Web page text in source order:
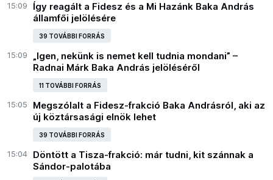
15:09
Így reagált a Fidesz és a Mi Hazánk Baka András
államfői jelölésére
39 TOVÁBBI FORRÁS
15:09
„Igen, nekünk is nemet kell tudnia mondani” –
Radnai Márk Baka András jelöléséről
11 TOVÁBBI FORRÁS
15:05
Megszólalt a Fidesz-frakció Baka Andrásról, aki az
új köztársasági elnök lehet
39 TOVÁBBI FORRÁS
15:04
Döntött a Tisza-frakció: már tudni, kit szánnak a
Sándor-palotába